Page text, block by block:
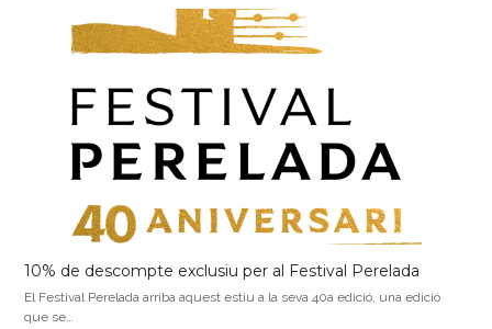
10% de descompte exclusiu per al Festival Perelada
El Festival Perelada arriba aquest estiu a la seva 40a edició, una edició
que se…